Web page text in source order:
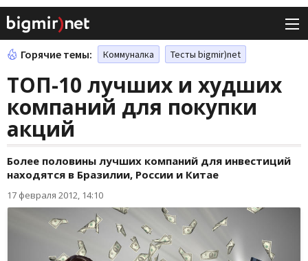
Горячие темы: Коммуналка Тесты bigmir)net
ТОП-10 лучших и худших
компаний для покупки
акций
Более половины лучших компаний для инвестиций
находятся в Бразилии, России и Китае
17 февраля 2012, 14:10